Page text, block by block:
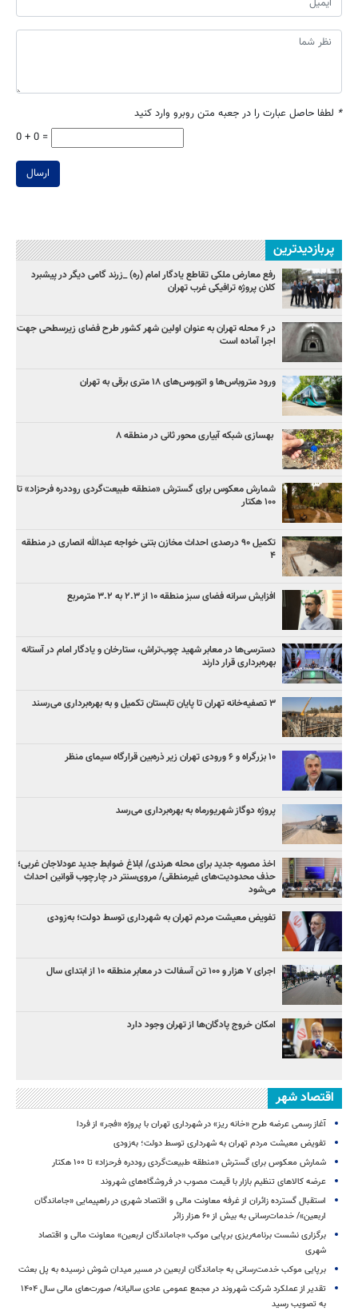
* لطفا حاصل عبارت را در جعبه متن روبرو وارد کنید
0 + 0 =
ارسال
پربازدیدترین
رفع معارض ملکی تقاطع یادگار امام (ره) _زرند گامی دیگر در پیشبرد
کلان پروژه‌ ترافیکی غرب تهران
در ۶ محله تهران به عنوان اولین شهر کشور طرح فضای زیرسطحی جهت
اجرا آماده است
ورود متروباس‌ها و اتوبوس‌های ۱۸ متری برقی به تهران
بهسازی شبکه آبیاری محور ثانی در منطقه ۸
شمارش معکوس برای گسترش «منطقه طبیعت‌گردی روددره فرحزاد» تا
۱۰۰ هکتار
تکمیل ۹۰ درصدی احداث مخازن بتنی خواجه عبدالله انصاری در منطقه
۴
افزایش سرانه فضای سبز منطقه ۱۰ از ۲.۳ به ۳.۲ مترمربع
دسترسی‌ها در معابر شهید چوب‌تراش، ستارخان و یادگار امام در آستانه
بهره‌برداری قرار دارند
۳ ﺗﺼﻔﻴﻪ‌ﺧﺎﻧﻪ‌ تهران تا پایان تابستان تکمیل و به بهره‌برداری می‌رسند
۱۰ بزرگراه و ۶ ورودی تهران زیر ذره‌بین قرارگاه سیمای منظر
پروژه دوگاز شهریورماه به بهره‌برداری می‌رسد
اخذ مصوبه جدید برای محله هرندی/ ابلاغ ضوابط جدید عودلاجان غربی؛
حذف محدودیت‌های غیرمنطقی/ مروی‌سنتر در چارچوب قوانین احداث
می‌شود
تفویض معیشت مردم تهران به شهرداری توسط دولت؛ به‌زودی
اجرای ۷ هزار و ۱۰۰ تن آسفالت در معابر منطقه ۱۰ از ابتدای سال
امکان خروج پادگان‌ها از تهران وجود دارد
اقتصاد شهر
آغاز رسمی عرضه طرح «خانه ریز» در شهرداری تهران با پروژه «فجر» از فردا
تفویض معیشت مردم تهران به شهرداری توسط دولت؛ به‌زودی
شمارش معکوس برای گسترش «منطقه طبیعت‌گردی روددره فرحزاد» تا ۱۰۰ هکتار
عرضه کالاهای تنظیم بازار با قیمت مصوب در فروشگاه‌های شهروند
استقبال گسترده زائران از غرفه معاونت مالی و اقتصاد شهری در راهپیمایی «جاماندگان
اربعین»/ خدمات‌رسانی به بیش از ۶۰ هزار زائر
برگزاری نشست برنامه‌ریزی برپایی موکب «جاماندگان اربعین» معاونت مالی و اقتصاد
شهری
برپایی موکب خدمت‌رسانی به جاماندگان اربعین در مسیر میدان شوش نرسیده به پل بعثت
تقدیر از عملکرد شرکت شهروند در مجمع عمومی عادی سالیانه/ صورت‌های مالی سال ۱۴۰۴
به تصویب رسید